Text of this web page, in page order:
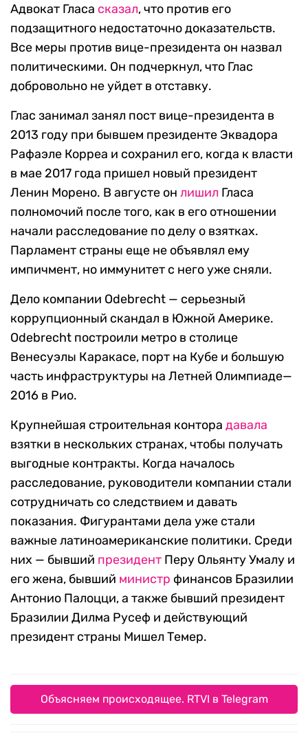
Адвокат Гласа сказал, что против его
подзащитного недостаточно доказательств.
Все меры против вице-президента он назвал
политическими. Он подчеркнул, что Глас
добровольно не уйдет в отставку.
Глас занимал занял пост вице-президента в
2013 году при бывшем президенте Эквадора
Рафаэле Корреа и сохранил его, когда к власти
в мае 2017 года пришел новый президент
Ленин Морено. В августе он лишил Гласа
полномочий после того, как в его отношении
начали расследование по делу о взятках.
Парламент страны еще не объявлял ему
импичмент, но иммунитет с него уже сняли.
Дело компании Odebrecht — серьезный
коррупционный скандал в Южной Америке.
Odebrecht построили метро в столице
Венесуэлы Каракасе, порт на Кубе и большую
часть инфраструктуры на Летней Олимпиаде—
2016 в Рио.
Крупнейшая строительная контора давала
взятки в нескольких странах, чтобы получать
выгодные контракты. Когда началось
расследование, руководители компании стали
сотрудничать со следствием и давать
показания. Фигурантами дела уже стали
важные латиноамериканские политики. Среди
них — бывший президент Перу Ольянту Умалу и
его жена, бывший министр финансов Бразилии
Антонио Палоцци, а также бывший президент
Бразилии Дилма Русеф и действующий
президент страны Мишел Темер.
Объясняем происходящее. RTVI в Telegram